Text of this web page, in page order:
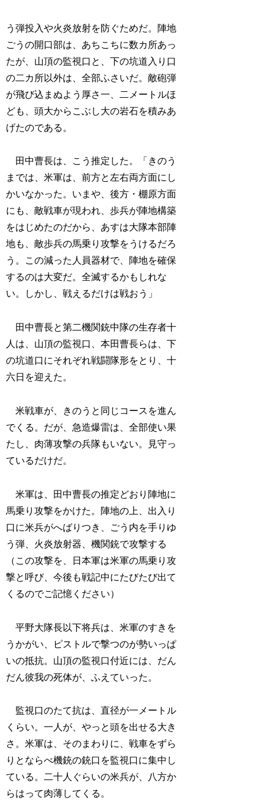
う弾投入や火炎放射を防ぐためだ。陣地
ごうの開口部は、あちこちに数カ所あっ
たが、山頂の監視口と、下の坑道入り口
の二カ所以外は、全部ふさいだ。敵砲弾
が飛び込まぬよう厚さ一、二メートルほ
ども、頭大からこぶし大の岩石を積みあ
げたのである。
田中曹長は、こう推定した。「きのう
までは、米軍は、前方と左右両方面にし
かいなかった。いまや、後方・棚原方面
にも、敵戦車が現われ、歩兵が陣地構築
をはじめたのだから、あすは大隊本部陣
地も、敵歩兵の馬乗り攻撃をうけるだろ
う。この減った人員器材で、陣地を確保
するのは大変だ。全滅するかもしれな
い。しかし、戦えるだけは戦おう」
田中曹長と第二機関銃中隊の生存者十
人は、山頂の監視口、本田曹長らは、下
の坑道口にそれぞれ戦闘隊形をとり、十
六日を迎えた。
米戦車が、きのうと同じコースを進ん
でくる。だが、急造爆雷は、全部使い果
たし、肉薄攻撃の兵隊もいない。見守っ
ているだけだ。
米軍は、田中曹長の推定どおり陣地に
馬乗り攻撃をかけた。陣地の上、出入り
口に米兵がへばりつき、ごう内を手りゆ
う弾、火炎放射器、機関銃で攻撃する
（この攻撃を、日本軍は米軍の馬乗り攻
撃と呼び、今後も戦記中にたびたび出て
くるのでご記憶ください）
平野大隊長以下将兵は、米軍のすきを
うかがい、ピストルで撃つのが勢いっぱ
いの抵抗。山頂の監視口付近には、だん
だん彼我の死体が、ふえていった。
監視口のたて抗は、直径が一メートル
くらい。一人が、やっと頭を出せる大き
さ。米軍は、そのまわりに、戦車をずら
りとならべ機銃の銃口を監視口に集中し
ている。二十人ぐらいの米兵が、八方か
らはって肉薄してくる。